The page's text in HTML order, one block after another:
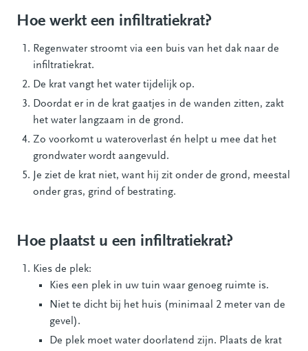
Hoe werkt een infiltratiekrat?
Regenwater stroomt via een buis van het dak naar de
infiltratiekrat.
De krat vangt het water tijdelijk op.
Doordat er in de krat gaatjes in de wanden zitten, zakt
het water langzaam in de grond.
Zo voorkomt u wateroverlast én helpt u mee dat het
grondwater wordt aangevuld.
Je ziet de krat niet, want hij zit onder de grond, meestal
onder gras, grind of bestrating.
Hoe plaatst u een infiltratiekrat?
Kies de plek:
Kies een plek in uw tuin waar genoeg ruimte is.
Niet te dicht bij het huis (minimaal 2 meter van de
gevel).
De plek moet water doorlatend zijn. Plaats de krat